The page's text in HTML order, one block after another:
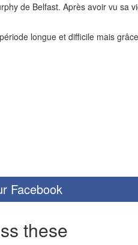
de Belfast. Après avoir vu sa
longue et difficile mais
Facebook
these